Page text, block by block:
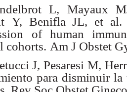
L, Mayaux
Y, Benifla JL, et al.
of human
cohorts. Am J Obstet
J, Pesaresi M,
para disminuir la